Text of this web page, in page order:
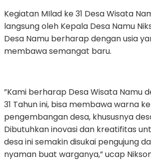
Kegiatan MIlad ke 31 Desa Wisata
langsung oleh Kepala Desa Namu
Desa Namu berharap dengan usia
membawa semangat baru.
”Kami berharap Desa Wisata Namu
31 Tahun ini, bisa membawa warna
pengembangan desa, khususnya
Dibutuhkan inovasi dan kreatifitas
desa ini semakin disukai pengujung
nyaman buat warganya,” ucap